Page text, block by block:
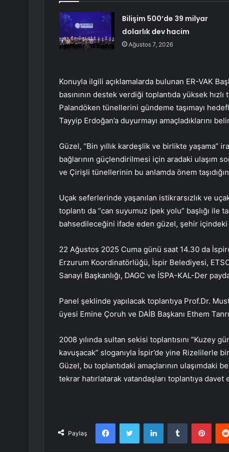
Bilişim 500’de 39 milyar
dolarlık dev hacim
Ağustos 7, 2026
Konuyla ilgili açıklamalarda bulunan ER-VAK
basınının destek verdiği toplantıda yüksek
Palandöken tünellerini gündeme taşımayı
Tayyip Erdoğan’a duyurmayı amaçladıklarını
Güzel, “Bin yıllık kardeşlik ve birlikte
bağlarının güçlendirilmesi için aradaki ulaşım
ve Çirişli tünellerinin bu anlamda önem
Uçak seferlerinde yaşanılan istikrarsızlık ve
toplantı da “can suyumuz ipek yolu” başlığı
bahsedileceğini ifade eden güzel, şehir içindeki
22 Ağustos 2025 Cuma günü saat 14.30 da
Erzurum Koordinatörlüğü, İspir Belediyesi,
Sanayi Başkanlığı, DAGC ve İSPA-KAL-Der
Panel şeklinde yapılacak toplantıya Prof.Dr.
üyesi Emine Çoruh ve DAİB Başkanı Ethem
2008 yılında sultan sekisi toplantısını “Kuzey
kavuşacak” sloganıyla İspir’de yine Rizelilerle
Güzel, bu toplantıdaki amaçlarının ulaşımdaki
tekrar hatırlatarak vatandaşları toplantıya davet
Paylaş
FacebookTwitter LinkedInTumblr